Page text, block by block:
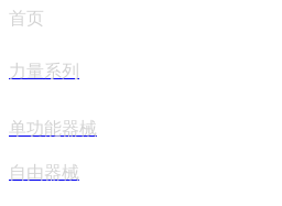
首页
力量系列
单功能器械
自由器械